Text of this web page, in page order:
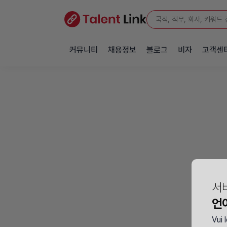
서
언
Vui
커뮤니티 채용정보 블로그 비자 고객센